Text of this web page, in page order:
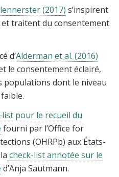
(2017) s’inspirent
traitent du consentement
d’Alderman et al. (2016)
le consentement éclairé,
populations dont le niveau
list pour le recueil du
fourni par l’Office for
(OHRPb) aux États-
check-list annotée sur le
d’Anja Sautmann.